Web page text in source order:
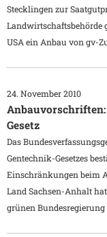
Stecklingen zur
Landwirtschaftsbehörde
USA ein Anbau von gv-
24. November 2010
Gesetz
Das
Gentechnik-Gesetzes
Einschränkungen beim
Land Sachsen-Anhalt
grünen Bundesregierung